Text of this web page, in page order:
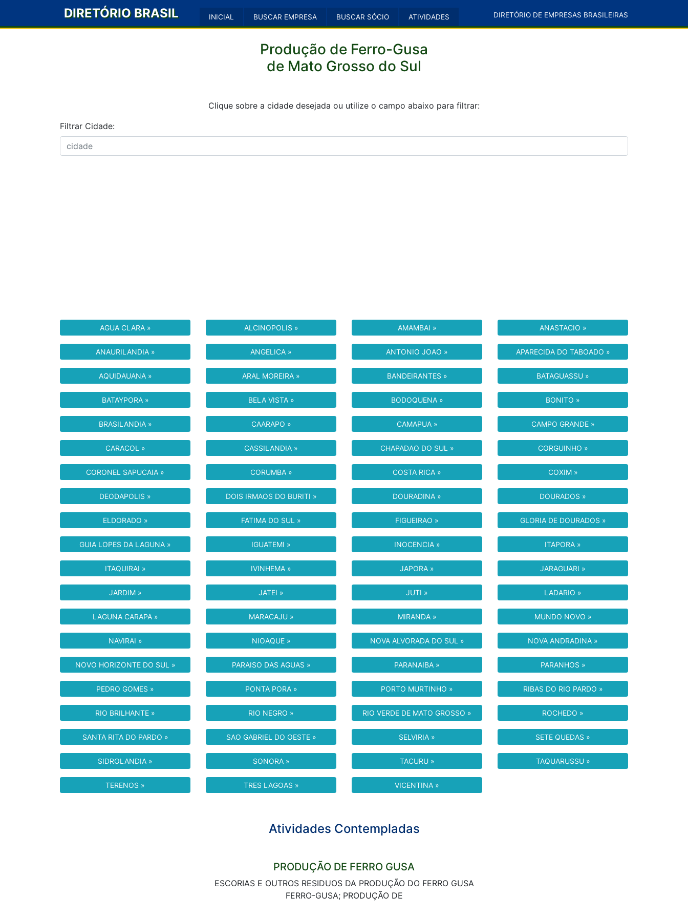
DIRETÓRIO BRASIL INICIAL BUSCAR EMPRESA BUSCAR SÓCIO ATIVIDADES DIRETÓRIO DE EMPRESAS BRASILEIRAS
Produção de Ferro-Gusa
de Mato Grosso do Sul
Clique sobre a cidade desejada ou utilize o campo abaixo para filtrar:
Filtrar Cidade:
AGUA CLARA » ALCINOPOLIS » AMAMBAI » ANASTACIO »
ANAURILANDIA » ANGELICA » ANTONIO JOAO » APARECIDA DO TABOADO »
AQUIDAUANA » ARAL MOREIRA » BANDEIRANTES » BATAGUASSU »
BATAYPORA » BELA VISTA » BODOQUENA » BONITO »
BRASILANDIA » CAARAPO » CAMAPUA » CAMPO GRANDE »
CARACOL » CASSILANDIA » CHAPADAO DO SUL » CORGUINHO »
CORONEL SAPUCAIA » CORUMBA » COSTA RICA » COXIM »
DEODAPOLIS » DOIS IRMAOS DO BURITI » DOURADINA » DOURADOS »
ELDORADO » FATIMA DO SUL » FIGUEIRAO » GLORIA DE DOURADOS »
GUIA LOPES DA LAGUNA » IGUATEMI » INOCENCIA » ITAPORA »
ITAQUIRAI » IVINHEMA » JAPORA » JARAGUARI »
JARDIM » JATEI » JUTI » LADARIO »
LAGUNA CARAPA » MARACAJU » MIRANDA » MUNDO NOVO »
NAVIRAI » NIOAQUE » NOVA ALVORADA DO SUL » NOVA ANDRADINA »
NOVO HORIZONTE DO SUL » PARAISO DAS AGUAS » PARANAIBA » PARANHOS »
PEDRO GOMES » PONTA PORA » PORTO MURTINHO » RIBAS DO RIO PARDO »
RIO BRILHANTE » RIO NEGRO » RIO VERDE DE MATO GROSSO » ROCHEDO »
SANTA RITA DO PARDO » SAO GABRIEL DO OESTE » SELVIRIA » SETE QUEDAS »
SIDROLANDIA » SONORA » TACURU » TAQUARUSSU »
TERENOS » TRES LAGOAS » VICENTINA »
Atividades Contempladas
PRODUÇÃO DE FERRO GUSA
ESCORIAS E OUTROS RESIDUOS DA PRODUÇÃO DO FERRO GUSA
FERRO-GUSA; PRODUÇÃO DE